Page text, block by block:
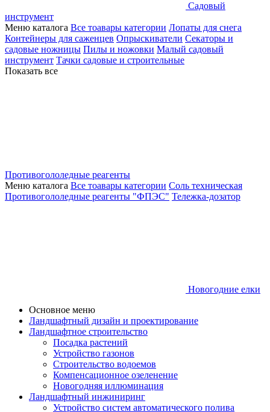
Садовый
инструмент
Меню каталога Все тоавары категории Лопаты для снега
Контейнеры для саженцев Опрыскиватели Секаторы и
садовые ножницы Пилы и ножовки Малый садовый
инструмент Тачки садовые и строительные
Показать все
Противогололедные реагенты
Меню каталога Все тоавары категории Соль техническая
Противогололедные реагенты "ФПЭС" Тележка-дозатор
Новогодние елки
Основное меню
Ландшафтный дизайн и проектирование
Ландшафтное строительство
Посадка растений
Устройство газонов
Строительство водоемов
Компенсационное озеленение
Новогодняя иллюминация
Ландшафтный инжиниринг
Устройство систем автоматического полива